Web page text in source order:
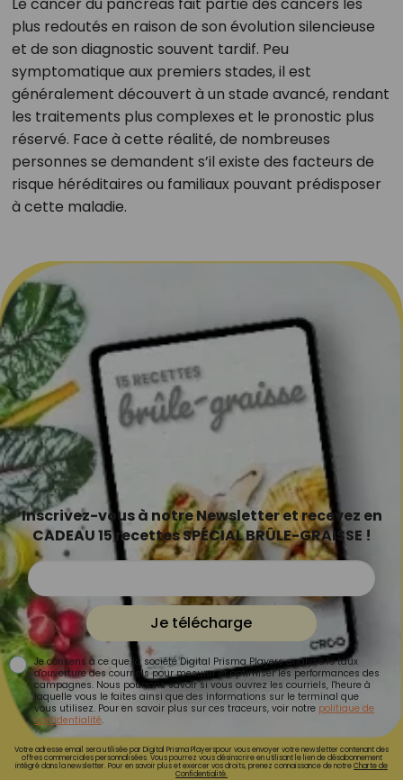
plus redoutés en raison de son évolution silencieuse
et de son diagnostic souvent tardif. Peu
symptomatique aux premiers stades, il est
généralement découvert à un stade avancé, rendant
les traitements plus complexes et le pronostic plus
réservé. Face à cette réalité, de nombreuses
personnes se demandent s’il existe des facteurs de
risque héréditaires ou familiaux pouvant prédisposer
à cette maladie.
Inscrivez-vous à notre Newsletter et recevez en
CADEAU 15 recettes SPÉCIAL BRÛLE-GRAISSE !
Je télécharge
Je consens à ce que la société Digital Prisma Players analyse le taux
d'ouverture des courriels pour mesurer et optimiser les performances des
campagnes. Nous pourrons savoir si vous ouvrez les courriels, l'heure à
laquelle vous le faites ainsi que des informations sur le terminal que
vous utilisez. Pour en savoir plus sur ces traceurs, voir notre politique de
confidentialité.
Votre adresse email sera utilisée par Digital Prisma Playerspour vous envoyer votre newsletter contenant des
offres commerciales personnalisées. Vous pourrez vous désinscrire en utilisant le lien de désabonnement
intégré dans la newsletter. Pour en savoir plus et exercer vos droits, prenez connaissance de notreCharte de
Confidentialité.